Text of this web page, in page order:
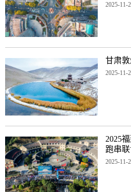
2025-11-
甘肃
2025-11-
2025
跑串
2025-11-